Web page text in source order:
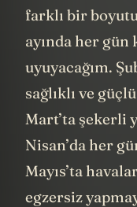
farklı bir
ayında her gün
uyuyacağım.
sağlıklı ve
Mart’ta şekerli
Nisan’da her
Mayıs’ta
egzersiz